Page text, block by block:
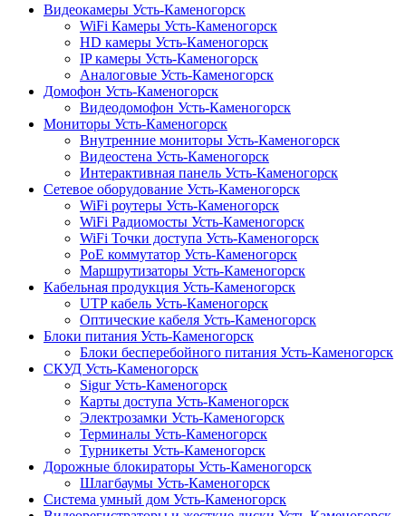
Видеокамеры Усть-Каменогорск
WiFi Камеры Усть-Каменогорск
HD камеры Усть-Каменогорск
IP камеры Усть-Каменогорск
Аналоговые Усть-Каменогорск
Домофон Усть-Каменогорск
Видеодомофон Усть-Каменогорск
Мониторы Усть-Каменогорск
Внутренние мониторы Усть-Каменогорск
Видеостена Усть-Каменогорск
Интерактивная панель Усть-Каменогорск
Сетевое оборудование Усть-Каменогорск
WiFi роутеры Усть-Каменогорск
WiFi Радиомосты Усть-Каменогорск
WiFi Точки доступа Усть-Каменогорск
PoE коммутатор Усть-Каменогорск
Маршрутизаторы Усть-Каменогорск
Кабельная продукция Усть-Каменогорск
UTP кабель Усть-Каменогорск
Оптические кабеля Усть-Каменогорск
Блоки питания Усть-Каменогорск
Блоки бесперебойного питания Усть-Каменогорск
СКУД Усть-Каменогорск
Sigur Усть-Каменогорск
Карты доступа Усть-Каменогорск
Электрозамки Усть-Каменогорск
Терминалы Усть-Каменогорск
Турникеты Усть-Каменогорск
Дорожные блокираторы Усть-Каменогорск
Шлагбаумы Усть-Каменогорск
Система умный дом Усть-Каменогорск